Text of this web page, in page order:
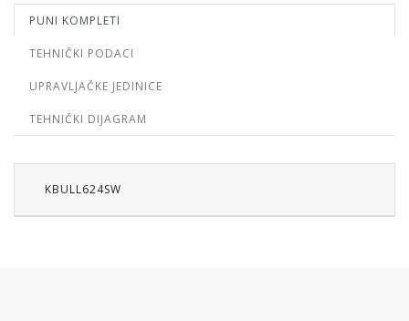
PUNI KOMPLETI
TEHNIČKI PODACI
UPRAVLJAČKE JEDINICE
TEHNIČKI DIJAGRAM
KBULL624SW